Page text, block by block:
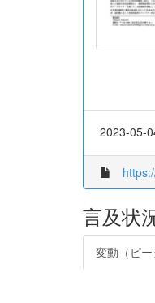
2023-05-
言及状
変動（ピー